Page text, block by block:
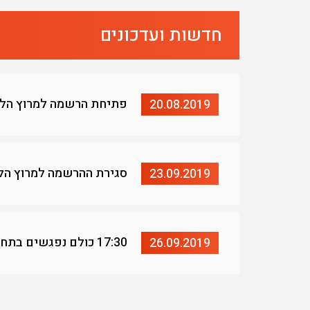
חדשות ועדכונים
20.08.2019 פתיחת הרשמה למרוץ
23.09.2019 סגירת ההרשמה למרוץ
26.09.2019 17:30 כולם נפגשים בתחנת הרכבת של כפר יהושע